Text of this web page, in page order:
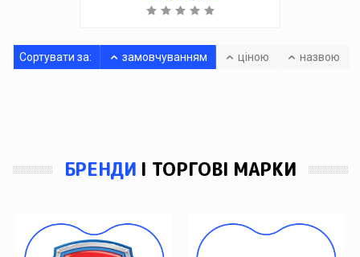
Сортувати за: замовчуванням ціною назвою
БРЕНДИ І ТОРГОВІ МАРКИ